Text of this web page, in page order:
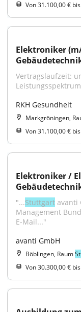
Von 31.100,00 €
Elektroniker
Vertragslaufzeit:
RKH Gesundheit
Markgröningen,
Von 31.100,00 €
Elektroniker /
"...Stuttgart avanti
Management
E-Mail..."
avanti GmbH
Böblingen, Raum
Von 30.300,00 €